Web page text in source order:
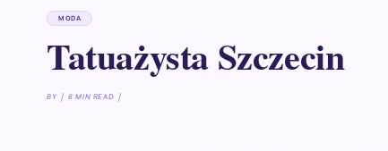
MODA
Tatuażysta Szczecin
BY 8 MIN READ